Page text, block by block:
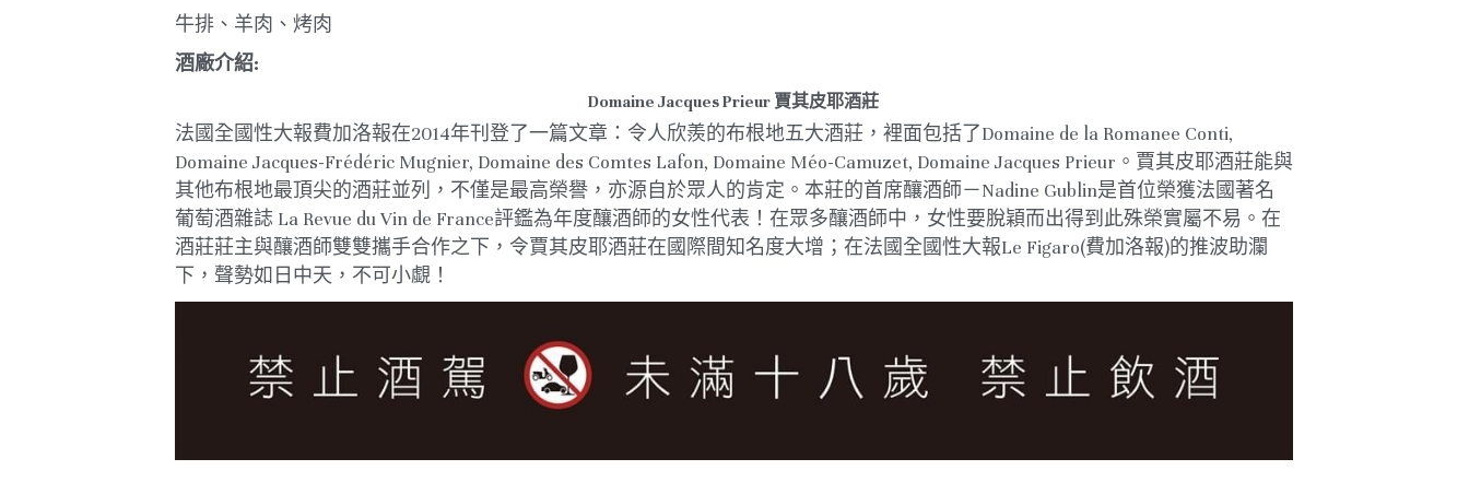
牛排、羊肉、烤肉
酒廠介紹:
Domaine Jacques Prieur 賈其皮耶酒莊
法國全國性大報費加洛報在2014年刊登了一篇文章：令人欣羨的布根地五大酒莊，裡面包括了Domaine de la Romanee Conti,
Domaine Jacques-Frédéric Mugnier, Domaine des Comtes Lafon, Domaine Méo-Camuzet, Domaine Jacques Prieur。賈其皮耶酒莊能與
其他布根地最頂尖的酒莊並列，不僅是最高榮譽，亦源自於眾人的肯定。本莊的首席釀酒師－Nadine Gublin是首位榮獲法國著名
葡萄酒雜誌 La Revue du Vin de France評鑑為年度釀酒師的女性代表！在眾多釀酒師中，女性要脫穎而出得到此殊榮實屬不易。在
酒莊莊主與釀酒師雙雙攜手合作之下，令賈其皮耶酒莊在國際間知名度大增；在法國全國性大報Le Figaro(費加洛報)的推波助瀾
下，聲勢如日中天，不可小覷！